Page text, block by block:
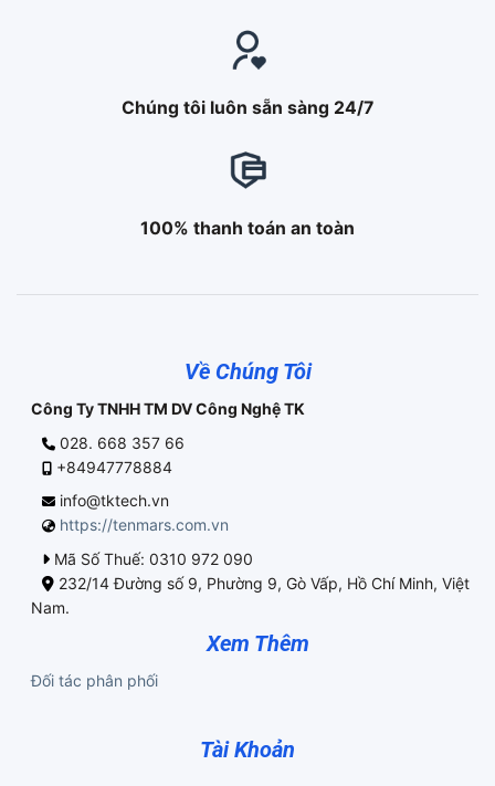
Chúng tôi luôn sẵn sàng 24/7
100% thanh toán an toàn
Về Chúng Tôi
Công Ty TNHH TM DV Công Nghệ TK
028. 668 357 66
+84947778884
info@tktech.vn
https://tenmars.com.vn
Mã Số Thuế: 0310 972 090
232/14 Đường số 9, Phường 9, Gò Vấp, Hồ Chí Minh, Việt
Nam.
Xem Thêm
Đối tác phân phối
Tài Khoản